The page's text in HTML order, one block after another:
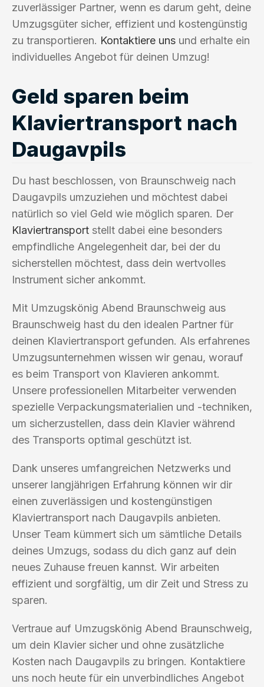
zuverlässiger Partner, wenn es darum geht, deine
Umzugsgüter sicher, effizient und kostengünstig
zu transportieren. Kontaktiere uns und erhalte ein
individuelles Angebot für deinen Umzug!
Geld sparen beim
Klaviertransport nach
Daugavpils
Du hast beschlossen, von Braunschweig nach
Daugavpils umzuziehen und möchtest dabei
natürlich so viel Geld wie möglich sparen. Der
Klaviertransport stellt dabei eine besonders
empfindliche Angelegenheit dar, bei der du
sicherstellen möchtest, dass dein wertvolles
Instrument sicher ankommt.
Mit Umzugskönig Abend Braunschweig aus
Braunschweig hast du den idealen Partner für
deinen Klaviertransport gefunden. Als erfahrenes
Umzugsunternehmen wissen wir genau, worauf
es beim Transport von Klavieren ankommt.
Unsere professionellen Mitarbeiter verwenden
spezielle Verpackungsmaterialien und -techniken,
um sicherzustellen, dass dein Klavier während
des Transports optimal geschützt ist.
Dank unseres umfangreichen Netzwerks und
unserer langjährigen Erfahrung können wir dir
einen zuverlässigen und kostengünstigen
Klaviertransport nach Daugavpils anbieten.
Unser Team kümmert sich um sämtliche Details
deines Umzugs, sodass du dich ganz auf dein
neues Zuhause freuen kannst. Wir arbeiten
effizient und sorgfältig, um dir Zeit und Stress zu
sparen.
Vertraue auf Umzugskönig Abend Braunschweig,
um dein Klavier sicher und ohne zusätzliche
Kosten nach Daugavpils zu bringen. Kontaktiere
uns noch heute für ein unverbindliches Angebot